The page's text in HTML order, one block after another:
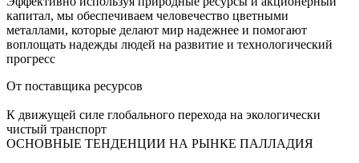
капитал, мы обеспечиваем человечество цветными
металлами, которые делают мир надежнее и помогают
воплощать надежды людей на развитие и технологический
прогресс
От поставщика ресурсов
К движущей силе глобального перехода на экологически
чистый транспорт
ОСНОВНЫЕ ТЕНДЕНЦИИ НА РЫНКЕ ПАЛЛАДИЯ